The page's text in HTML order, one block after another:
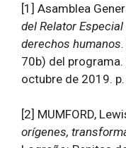
[1] Asamblea
del Relator
derechos humanos
70b) del
octubre de 2019. p.
[2] MUMFORD,
orígenes,